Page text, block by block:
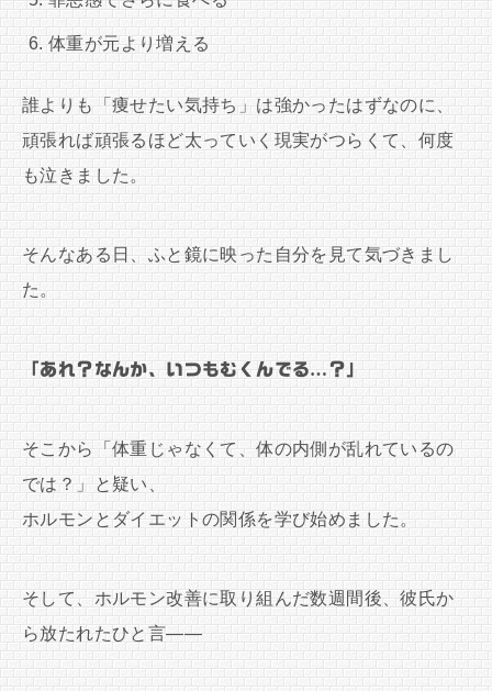
体重が元より増える
誰よりも「痩せたい気持ち」は強かったはずなのに、
頑張れば頑張るほど太っていく現実がつらくて、何度
も泣きました。
そんなある日、ふと鏡に映った自分を見て気づきまし
た。
「あれ？なんか、いつもむくんでる…？」
そこから「体重じゃなくて、体の内側が乱れているの
では？」と疑い、
ホルモンとダイエットの関係を学び始めました。
そして、ホルモン改善に取り組んだ数週間後、彼氏か
ら放たれたひと言——